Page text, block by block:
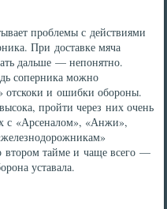
проблемы с действиями
При доставке мяча
дальше — непонятно.
соперника можно
отскоки и ошибки обороны.
пройти через них очень
с «Арсеналом», «Анжи»,
втором тайме и чаще всего —
уставала.